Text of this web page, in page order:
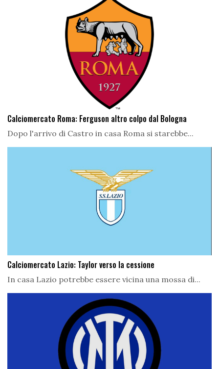
Calciomercato Roma: Ferguson altro colpo dal Bologna
Dopo l'arrivo di Castro in casa Roma si starebbe...
Calciomercato Lazio: Taylor verso la cessione
In casa Lazio potrebbe essere vicina una mossa di...